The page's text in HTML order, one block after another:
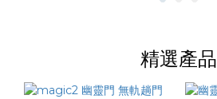
精選產品